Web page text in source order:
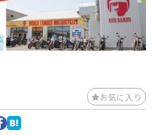
お気に入り